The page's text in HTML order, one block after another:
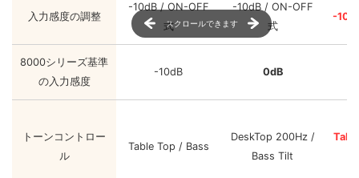
入力感度の調整
-10dB / ON-OFF
式
-10dB / ON-OFF
式
-
8000シリーズ基準
の入力感度
-10dB 0dB
トーンコントロー
ル
Table Top / Bass
DeskTop 200Hz /
Bass Tilt
スクロールできます